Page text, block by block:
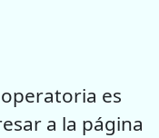
es
a la página